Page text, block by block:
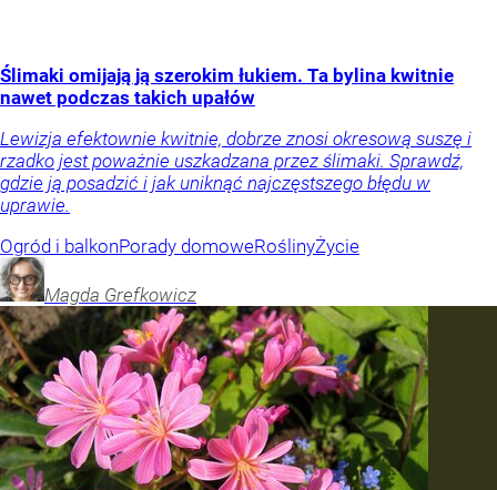
Ślimaki omijają ją szerokim łukiem. Ta bylina kwitnie
nawet podczas takich upałów
Lewizja efektownie kwitnie, dobrze znosi okresową suszę i
rzadko jest poważnie uszkadzana przez ślimaki. Sprawdź,
gdzie ją posadzić i jak uniknąć najczęstszego błędu w
uprawie.
Ogród i balkonPorady domoweRoślinyŻycie
Magda Grefkowicz